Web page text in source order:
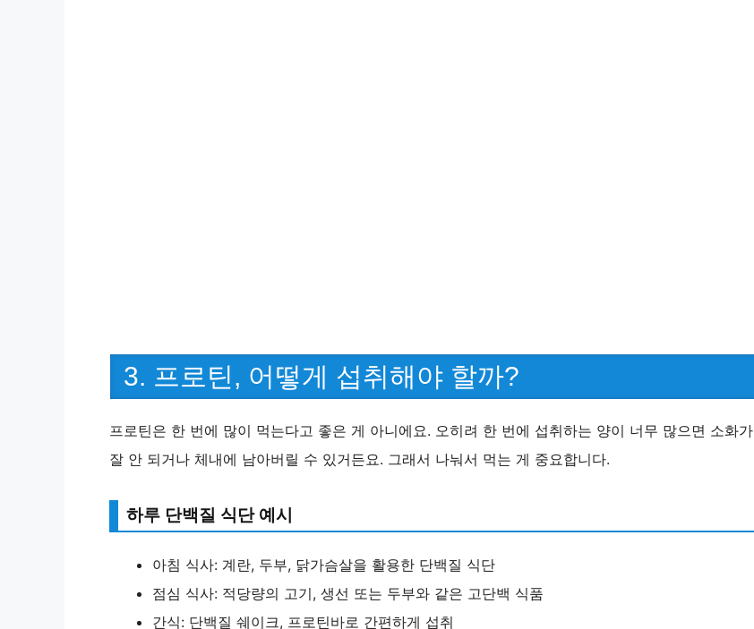
3. 프로틴, 어떻게 섭취해야 할까?
프로틴은 한 번에 많이 먹는다고 좋은 게 아니에요. 오히려 한 번에 섭취하는 양이 너무 많으면 소화가
잘 안 되거나 체내에 남아버릴 수 있거든요. 그래서 나눠서 먹는 게 중요합니다.
하루 단백질 식단 예시
아침 식사: 계란, 두부, 닭가슴살을 활용한 단백질 식단
점심 식사: 적당량의 고기, 생선 또는 두부와 같은 고단백 식품
간식: 단백질 쉐이크, 프로틴바로 간편하게 섭취